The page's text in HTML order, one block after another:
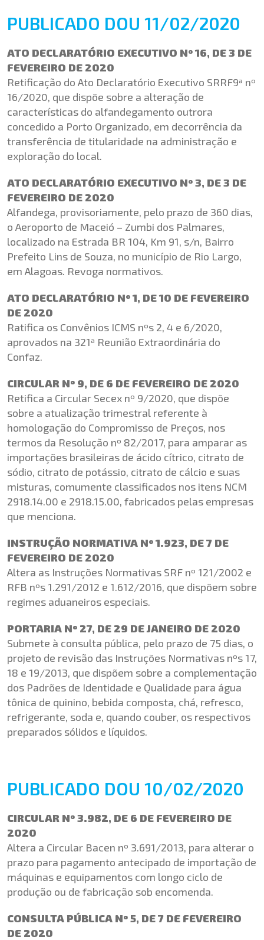
PUBLICADO DOU 11/02/2020
ATO DECLARATÓRIO EXECUTIVO Nº 16, DE 3 DE
FEVEREIRO DE 2020
Retificação do Ato Declaratório Executivo SRRF9ª nº
16/2020, que dispõe sobre a alteração de
características do alfandegamento outrora
concedido a Porto Organizado, em decorrência da
transferência de titularidade na administração e
exploração do local.
ATO DECLARATÓRIO EXECUTIVO Nº 3, DE 3 DE
FEVEREIRO DE 2020
Alfandega, provisoriamente, pelo prazo de 360 dias,
o Aeroporto de Maceió – Zumbi dos Palmares,
localizado na Estrada BR 104, Km 91, s/n, Bairro
Prefeito Lins de Souza, no município de Rio Largo,
em Alagoas. Revoga normativos.
ATO DECLARATÓRIO Nº 1, DE 10 DE FEVEREIRO
DE 2020
Ratifica os Convênios ICMS nºs 2, 4 e 6/2020,
aprovados na 321ª Reunião Extraordinária do
Confaz.
CIRCULAR Nº 9, DE 6 DE FEVEREIRO DE 2020
Retifica a Circular Secex nº 9/2020, que dispõe
sobre a atualização trimestral referente à
homologação do Compromisso de Preços, nos
termos da Resolução nº 82/2017, para amparar as
importações brasileiras de ácido cítrico, citrato de
sódio, citrato de potássio, citrato de cálcio e suas
misturas, comumente classificados nos itens NCM
2918.14.00 e 2918.15.00, fabricados pelas empresas
que menciona.
INSTRUÇÃO NORMATIVA Nº 1.923, DE 7 DE
FEVEREIRO DE 2020
Altera as Instruções Normativas SRF nº 121/2002 e
RFB nºs 1.291/2012 e 1.612/2016, que dispõem sobre
regimes aduaneiros especiais.
PORTARIA Nº 27, DE 29 DE JANEIRO DE 2020
Submete à consulta pública, pelo prazo de 75 dias, o
projeto de revisão das Instruções Normativas nºs 17,
18 e 19/2013, que dispõem sobre a complementação
dos Padrões de Identidade e Qualidade para água
tônica de quinino, bebida composta, chá, refresco,
refrigerante, soda e, quando couber, os respectivos
preparados sólidos e líquidos.
PUBLICADO DOU 10/02/2020
CIRCULAR Nº 3.982, DE 6 DE FEVEREIRO DE
2020
Altera a Circular Bacen nº 3.691/2013, para alterar o
prazo para pagamento antecipado de importação de
máquinas e equipamentos com longo ciclo de
produção ou de fabricação sob encomenda.
CONSULTA PÚBLICA Nº 5, DE 7 DE FEVEREIRO
DE 2020